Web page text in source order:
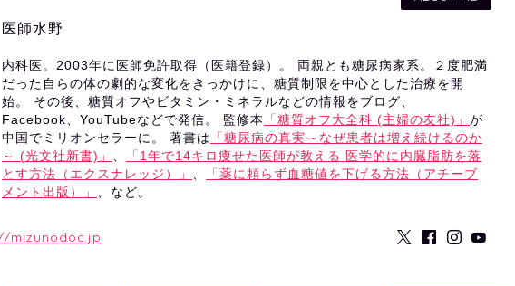
医師水野
内科医。2003年に医師免許取得（医籍登録）。 両親とも糖尿病家系。２度肥満
だった自らの体の劇的な変化をきっかけに、糖質制限を中心とした治療を開
始。 その後、糖質オフやビタミン・ミネラルなどの情報をブログ、
Facebook、YouTubeなどで発信。 監修本
「糖質オフ大全科 (主婦の友社)」 が
中国でミリオンセラーに。 著書は
「糖尿病の真実～なぜ患者は増え続けるのか
～ (光文社新書)」 、
「1年で14キロ痩せた医師が教える 医学的に内臓脂肪を落
とす方法（エクスナレッジ）」 、
「薬に頼らず血糖値を下げる方法（アチーブ
メント出版）」 、など。
mizunodoc.jp